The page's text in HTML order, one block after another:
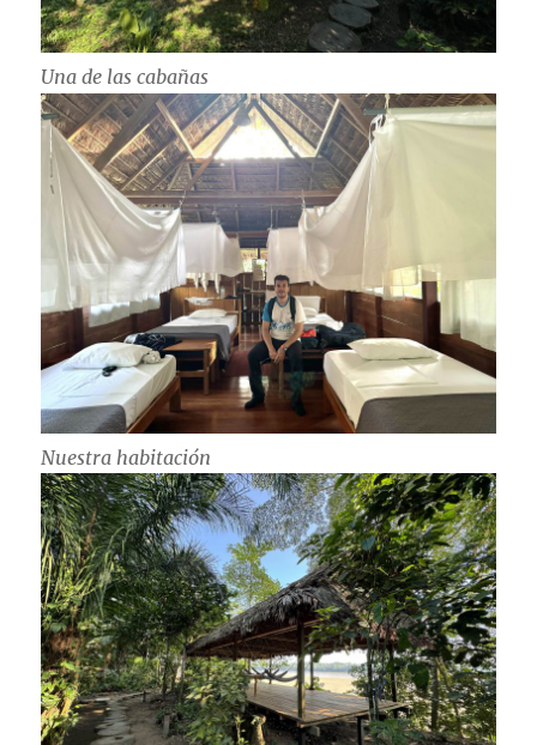
Una de las cabañas
Nuestra habitación